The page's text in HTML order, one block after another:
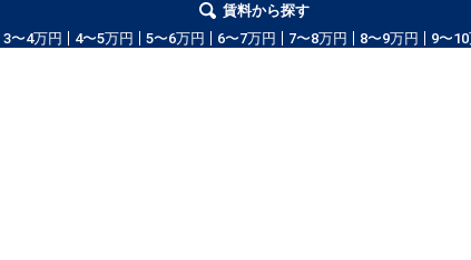
賃料から探す
3〜4万円 4〜5万円 5〜6万円 6〜7万円 7〜8万円 8〜9万円 9〜